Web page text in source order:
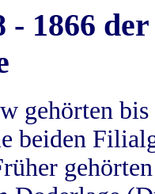
- 1866
gehörten
beiden